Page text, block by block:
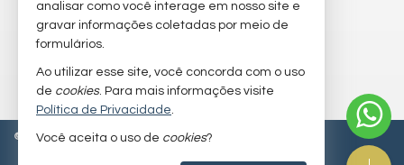
cadastre seu imóvel
imóveis favoritos
mapa de imóveis
© 2026 CRECI/SC 7179-J Política de Privacidade
analisar como você interage em nosso site e
gravar informações coletadas por meio de
formulários.
Ao utilizar esse site, você concorda com o uso
de cookies. Para mais informações visite
Política de Privacidade.
Você aceita o uso de cookies?